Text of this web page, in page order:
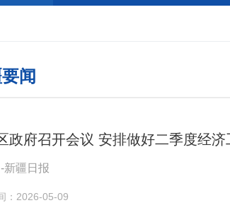
闻
政府召开会议 安排做好二季度经济
新疆日报
：2026-05-09